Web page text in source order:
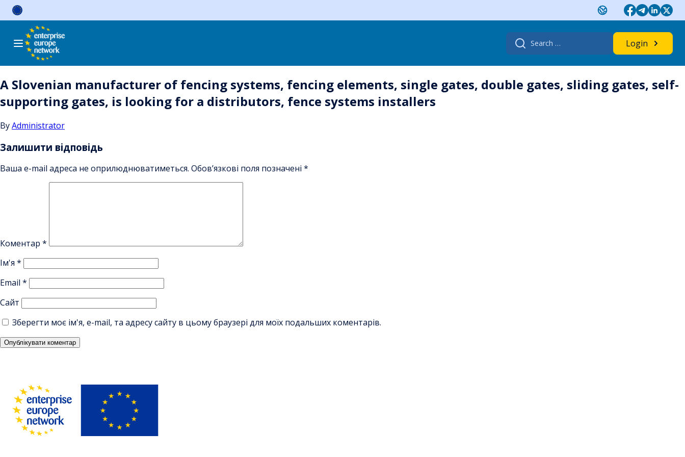
Skip
Search
for:
Login
A Slovenian manufacturer of fencing systems, fencing elements, single gates, double gates, sliding gates, self-
supporting gates, is looking for a distributors, fence systems installers
ByAdministrator
Залишити відповідь
Ваша e-mail адреса не оприлюднюватиметься. Обов’язкові поля позначені *
Коментар *
Ім'я *
Email *
Сайт
Зберегти моє ім'я, e-mail, та адресу сайту в цьому браузері для моїх подальших коментарів.